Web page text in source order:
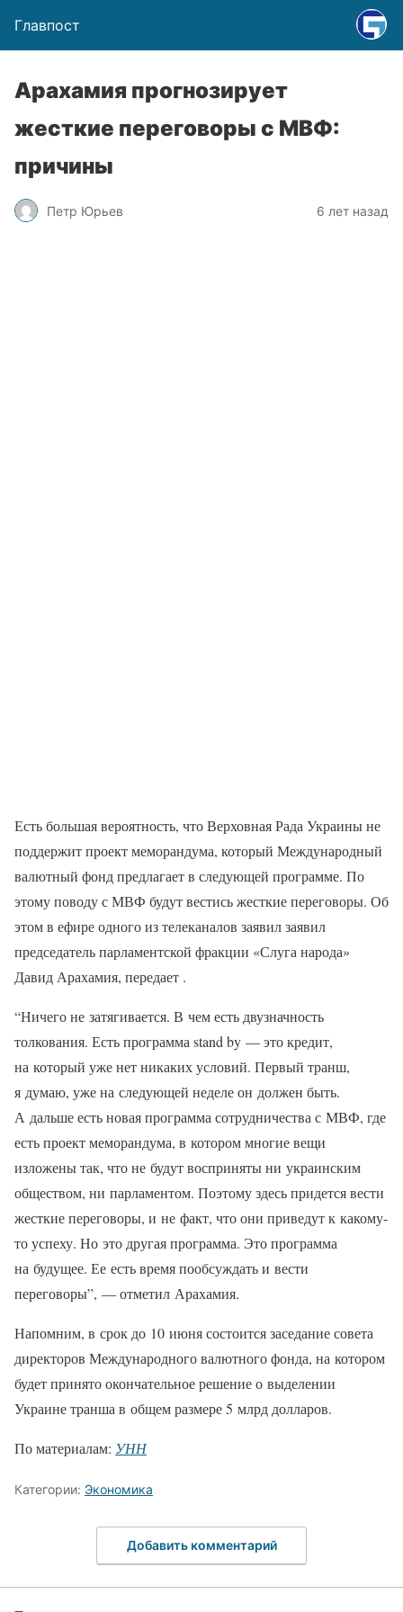
Главпост
Арахамия прогнозирует
жесткие переговоры с МВФ:
причины
Петр Юрьев 6 лет назад
Есть большая вероятность, что Верховная Рада Украины не
поддержит проект меморандума, который Международный
валютный фонд предлагает в следующей программе. По
этому поводу с МВФ будут вестись жесткие переговоры. Об
этом в ефире одного из телеканалов заявил заявил
председатель парламентской фракции «Слуга народа»
Давид Арахамия, передает .
“Ничего не затягивается. В чем есть двузначность
толкования. Есть программа stand by — это кредит,
на который уже нет никаких условий. Первый транш,
я думаю, уже на следующей неделе он должен быть.
А дальше есть новая программа сотрудничества с МВФ, где
есть проект меморандума, в котором многие вещи
изложены так, что не будут восприняты ни украинским
обществом, ни парламентом. Поэтому здесь придется вести
жесткие переговоры, и не факт, что они приведут к какому-
то успеху. Но это другая программа. Это программа
на будущее. Ее есть время пообсуждать и вести
переговоры”, — отметил Арахамия.
Напомним, в срок до 10 июня состоится заседание совета
директоров Международного валютного фонда, на котором
будет принято окончательное решение о выделении
Украине транша в общем размере 5 млрд долларов.
По материалам: УНН
Категории: Экономика
Добавить комментарий